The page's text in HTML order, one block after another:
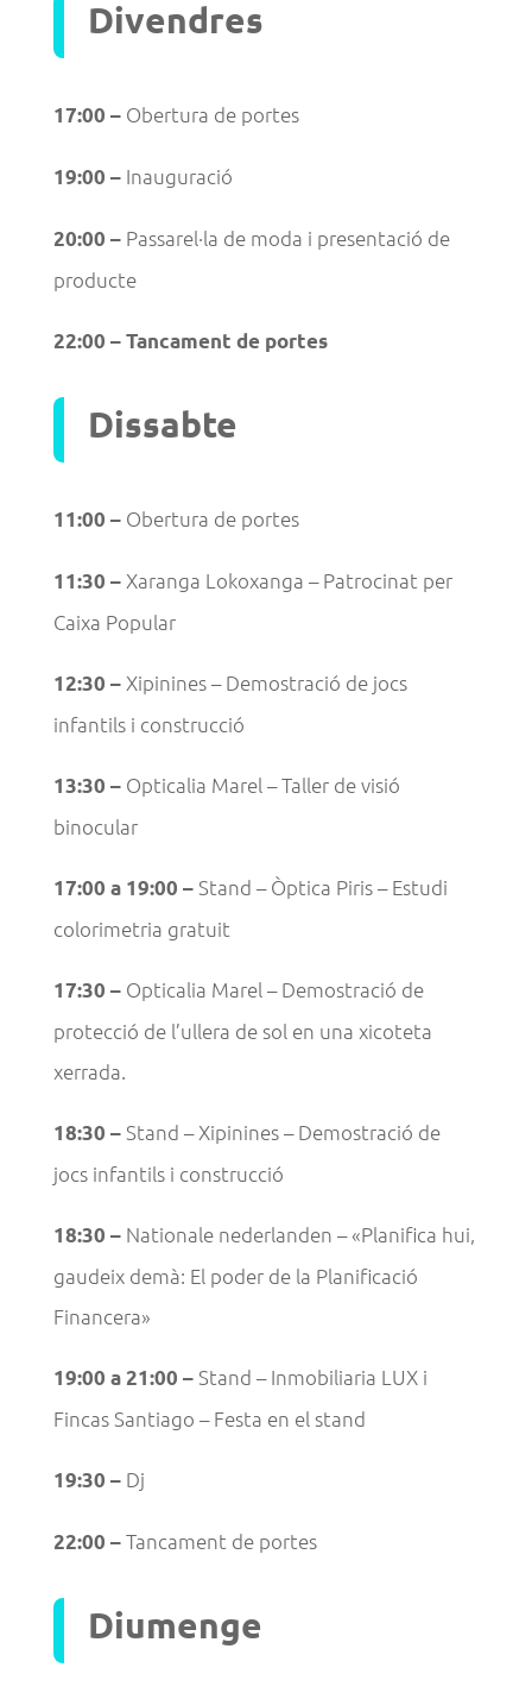
Divendres
17:00 – Obertura de portes
19:00 –Inauguració
20:00 –Passarel·la de moda i presentació de
producte
22:00 – Tancament de portes
Dissabte
11:00 – Obertura de portes
11:30 –Xaranga Lokoxanga – Patrocinat per
Caixa Popular
12:30 –Xipinines – Demostració de jocs
infantils i construcció
13:30 –Opticalia Marel – Taller de visió
binocular
17:00 a 19:00 –Stand – Òptica Piris – Estudi
colorimetria gratuit
17:30 –Opticalia Marel – Demostració de
protecció de l’ullera de sol en una xicoteta
xerrada.
18:30 –Stand – Xipinines – Demostració de
jocs infantils i construcció
18:30 –Nationale nederlanden – «Planifica hui,
gaudeix demà: El poder de la Planificació
Financera»
19:00 a 21:00 –Stand – Inmobiliaria LUX i
Fincas Santiago – Festa en el stand
19:30 –Dj
22:00 –Tancament de portes
Diumenge